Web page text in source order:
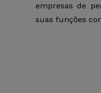
empresas de
suas funções